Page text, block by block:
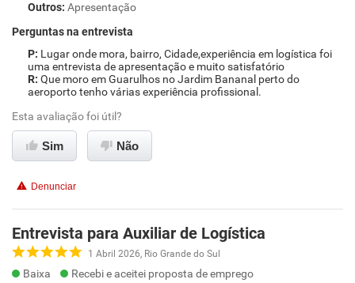
Outros: Apresentação
Perguntas na entrevista
Lugar onde mora, bairro, Cidade,experiência em logística foi
uma entrevista de apresentação e muito satisfatório
Que moro em Guarulhos no Jardim Bananal perto do
aeroporto tenho várias experiência profissional.
Esta avaliação foi útil?
Sim Não
Denunciar
Entrevista para Auxiliar de Logística
1 Abril 2026, Rio Grande do Sul
Baixa Recebi e aceitei proposta de emprego